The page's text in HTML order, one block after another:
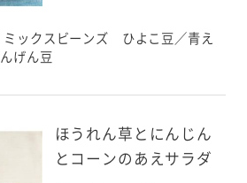
ミックスビーンズ ひよこ豆／青え
げん豆
ほうれん草とにんじん
とコーンのあえサラダ